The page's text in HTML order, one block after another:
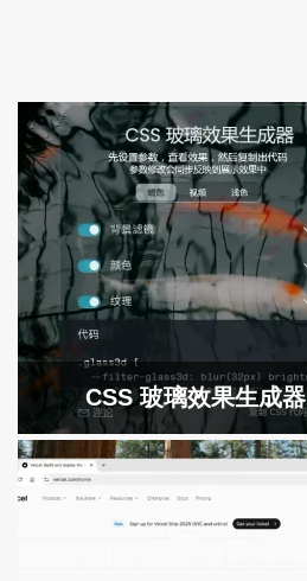
CSS 玻璃效果生成器